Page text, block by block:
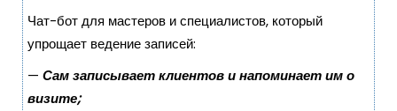
Чат-бот для мастеров и специалистов, который
упрощает ведение записей:
— Сам записывает клиентов и напоминает им о
визите;